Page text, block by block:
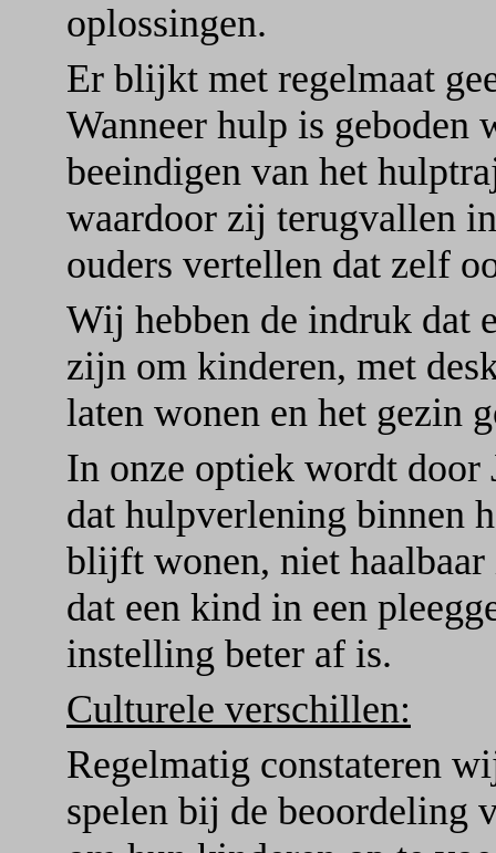
oplossingen.
Er blijkt met regelmaat
Wanneer hulp is geboden
beeindigen van het
waardoor zij terugvallen
ouders vertellen dat zelf
Wij hebben de indruk dat
zijn om kinderen, met
laten wonen en het gezin
In onze optiek wordt door
dat hulpverlening binnen
blijft wonen, niet haalbaar
dat een kind in een
instelling beter af is.
Culturele verschillen:
Regelmatig constateren
spelen bij de beoordeling